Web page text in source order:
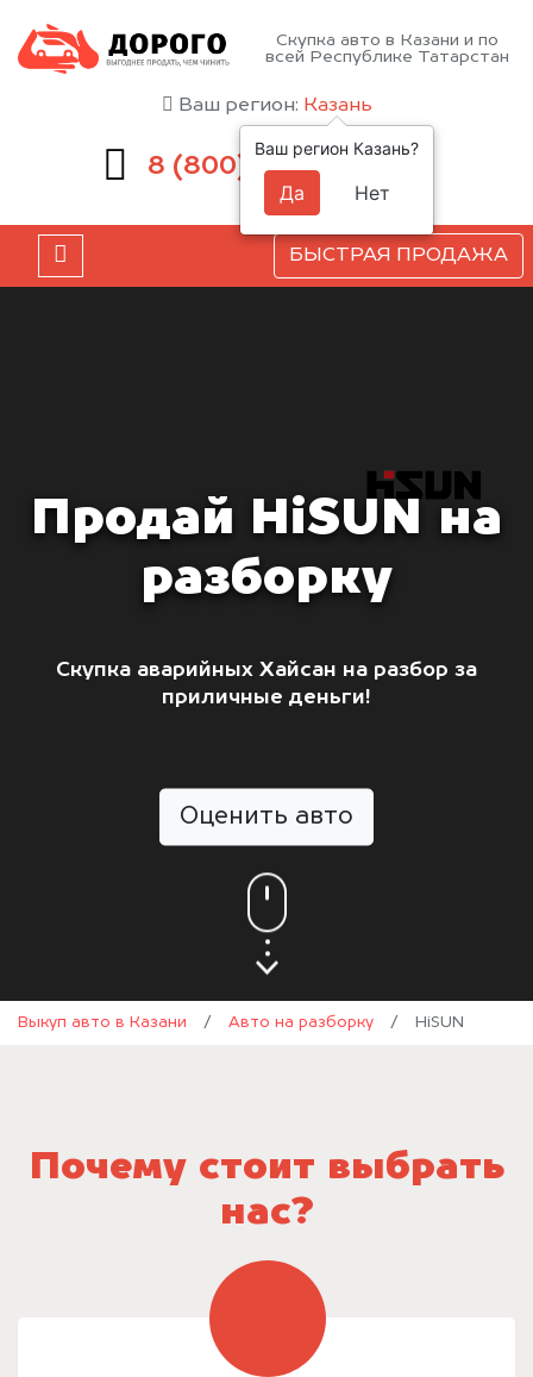
Скупка авто в Казани и по
всей Республике Татарстан
Ваш регион: Казань
8 (800) 551-81-15
БЫСТРАЯ ПРОДАЖА
Продай HiSUN на
разборку
Скупка аварийных Хайсан на разбор за
приличные деньги!
Оценить авто
Выкуп авто в Казани / Авто на разборку / HiSUN
Почему стоит выбрать
нас?
Ваш регион Казань?
Да Нет